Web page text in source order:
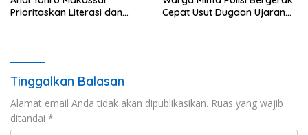
Prioritaskan Literasi dan
Cepat Usut Dugaan Ujaran
Tinggalkan Balasan
Alamat email Anda tidak akan dipublikasikan. Ruas yang wajib
ditandai *